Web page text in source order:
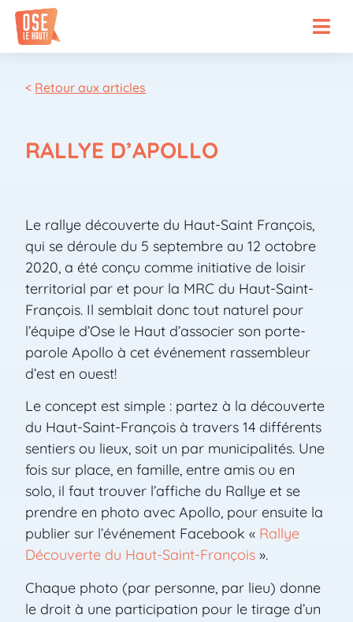
< Retour aux articles
RALLYE D’APOLLO
Le rallye découverte du Haut-Saint François,
qui se déroule du 5 septembre au 12 octobre
2020, a été conçu comme initiative de loisir
territorial par et pour la MRC du Haut-Saint-
François. Il semblait donc tout naturel pour
l’équipe d’Ose le Haut d’associer son porte-
parole Apollo à cet événement rassembleur
d’est en ouest!
Le concept est simple : partez à la découverte
du Haut-Saint-François à travers 14 différents
sentiers ou lieux, soit un par municipalités. Une
fois sur place, en famille, entre amis ou en
solo, il faut trouver l’affiche du Rallye et se
prendre en photo avec Apollo, pour ensuite la
publier sur l’événement Facebook « Rallye
Découverte du Haut-Saint-François ».
Chaque photo (par personne, par lieu) donne
le droit à une participation pour le tirage d’un